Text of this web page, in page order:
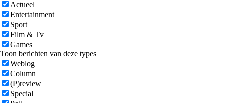
Actueel
Entertainment
Sport
Film & Tv
Games
Toon berichten van deze types
Weblog
Column
(P)review
Special